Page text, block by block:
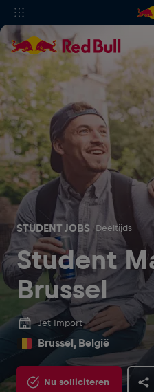
STUDENT JOBS Deeltijds
Student
Brussel
Jet Import
Brussel, België
Nu solliciteren